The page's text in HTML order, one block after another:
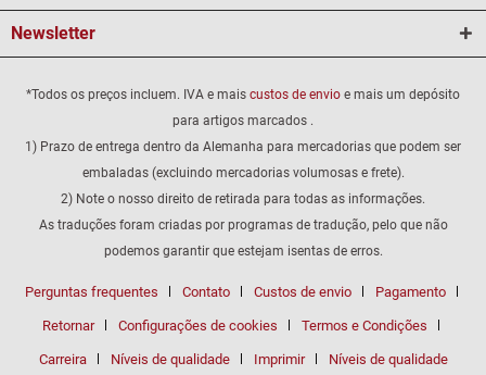
Newsletter
*Todos os preços incluem. IVA e mais custos de envio e mais um depósito
para artigos marcados .
1) Prazo de entrega dentro da Alemanha para mercadorias que podem ser
embaladas (excluindo mercadorias volumosas e frete).
2) Note o nosso direito de retirada para todas as informações.
As traduções foram criadas por programas de tradução, pelo que não
podemos garantir que estejam isentas de erros.
Perguntas frequentes Contato Custos de envio Pagamento
Retornar Configurações de cookies Termos e Condições
Carreira Níveis de qualidade Imprimir Níveis de qualidade